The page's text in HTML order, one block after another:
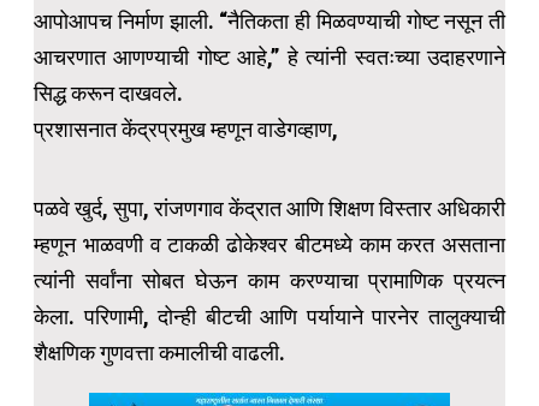
आपोआपच निर्माण झाली. “नैतिकता ही मिळवण्याची गोष्ट नसून ती
आचरणात आणण्याची गोष्ट आहे,” हे त्यांनी स्वतःच्या उदाहरणाने
सिद्ध करून दाखवले.
प्रशासनात केंद्रप्रमुख म्हणून वाडेगव्हाण,
पळवे खुर्द, सुपा, रांजणगाव केंद्रात आणि शिक्षण विस्तार अधिकारी
म्हणून भाळवणी व टाकळी ढोकेश्वर बीटमध्ये काम करत असताना
त्यांनी सर्वांना सोबत घेऊन काम करण्याचा प्रामाणिक प्रयत्न
केला. परिणामी, दोन्ही बीटची आणि पर्यायाने पारनेर तालुक्याची
शैक्षणिक गुणवत्ता कमालीची वाढली.